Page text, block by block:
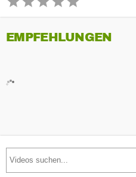
EMPFEHLUNGEN